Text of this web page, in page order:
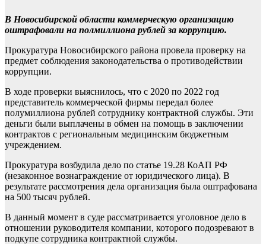
В Новосибирской области коммерческую организацию
оштрафовали на полмиллиона рублей за коррупцию.
Прокуратура Новосибирского района провела проверку на
предмет соблюдения законодательства о противодействии
коррупции.
В ходе проверки выяснилось, что с 2020 по 2022 год
представитель коммерческой фирмы передал более
полумиллиона рублей сотруднику контрактной службы. Эти
деньги были выплачены в обмен на помощь в заключении
контрактов с региональным медицинским бюджетным
учреждением.
Прокуратура возбудила дело по статье 19.28 КоАП РФ
(незаконное вознаграждение от юридического лица). В
результате рассмотрения дела организация была оштрафована
на 500 тысяч рублей.
В данный момент в суде рассматривается уголовное дело в
отношении руководителя компании, которого подозревают в
подкупе сотрудника контрактной службы.